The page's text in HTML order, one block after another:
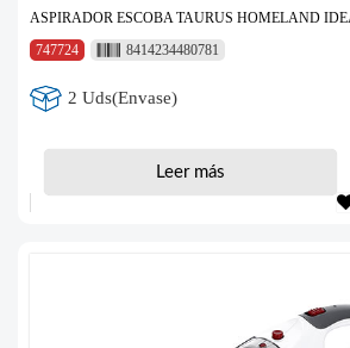
ASPIRADOR ESCOBA TAURUS HOMELAND
747724
8414234480781
2 Uds(Envase)
Leer más